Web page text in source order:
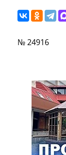
№ 24916